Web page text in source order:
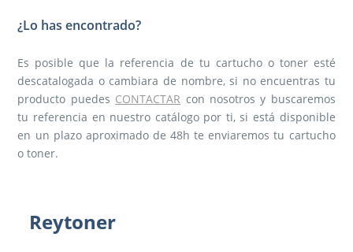
¿Lo has encontrado?
Es posible que la referencia de tu cartucho o toner esté
descatalogada o cambiara de nombre, si no encuentras tu
producto puedes CONTACTAR con nosotros y buscaremos
tu referencia en nuestro catálogo por ti, si está disponible
en un plazo aproximado de 48h te enviaremos tu cartucho
o toner.
Reytoner